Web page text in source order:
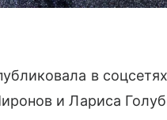
в
и Лариса